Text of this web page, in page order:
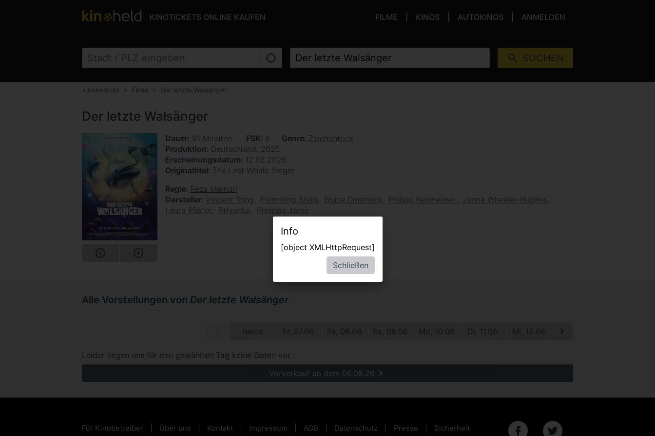
KINOTICKETS ONLINE KAUFEN FILME KINOS AUTOKINOS ANMELDEN
SUCHEN
kinoheld.de Filme Der letzte Walsänger
Der letzte Walsänger
Dauer 91 Minuten FSK 6 Genre Zeichentrick
Produktion Deutschland, 2025
Erscheinungsdatum 12.02.2026
Originaltitel The Last Whale Singer
Regie Reza Memari
Darsteller Vincent Tong Flemming Stein Bruce Dinsmore Philipp Reinheimer
Jenna Wheeler-Hughes
Laura Pfister
Priyanka Philippa Jarke
Alle Vorstellungen von Der letzte Walsänger
heute Fr, 07.08. Sa, 08.08. So, 09.08. Mo, 10.08. Di, 11.08. Mi, 12.08. Do, 13.08.
Leider liegen uns für den gewählten Tag keine Daten vor.
Vorverkauf ab dem 06.08.26
Für Kinobetreiber Über uns Kontakt Impressum AGB Datenschutz Presse Sicherheit
Info
[object XMLHttpRequest]
Schließen